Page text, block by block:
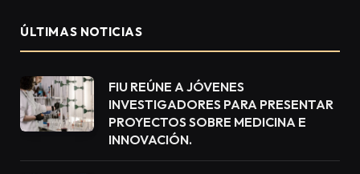
ÚLTIMAS NOTICIAS
FIU REÚNE A JÓVENES
INVESTIGADORES PARA PRESENTAR
PROYECTOS SOBRE MEDICINA E
INNOVACIÓN.